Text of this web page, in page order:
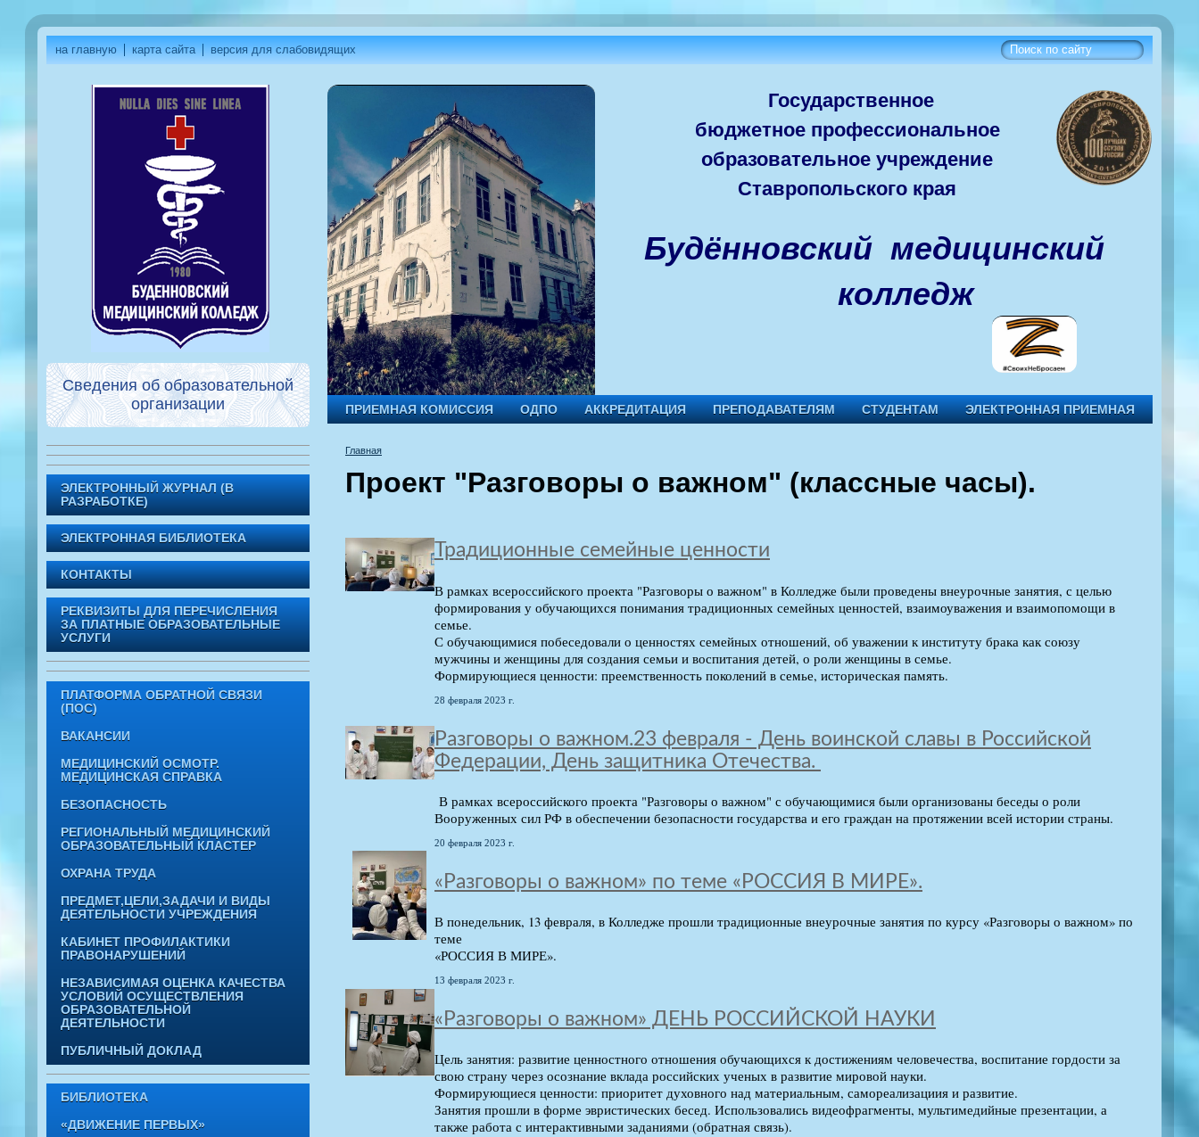
на главную карта сайта версия для слабовидящих
Сведения об образовательной
организации
ЭЛЕКТРОННЫЙ ЖУРНАЛ (В
РАЗРАБОТКЕ)
ЭЛЕКТРОННАЯ БИБЛИОТЕКА
КОНТАКТЫ
РЕКВИЗИТЫ ДЛЯ ПЕРЕЧИСЛЕНИЯ
ЗА ПЛАТНЫЕ ОБРАЗОВАТЕЛЬНЫЕ
УСЛУГИ
ПЛАТФОРМА ОБРАТНОЙ СВЯЗИ
(ПОС)
ВАКАНСИИ
МЕДИЦИНСКИЙ ОСМОТР.
МЕДИЦИНСКАЯ СПРАВКА
БЕЗОПАСНОСТЬ
РЕГИОНАЛЬНЫЙ МЕДИЦИНСКИЙ
ОБРАЗОВАТЕЛЬНЫЙ КЛАСТЕР
ОХРАНА ТРУДА
ПРЕДМЕТ,ЦЕЛИ,ЗАДАЧИ И ВИДЫ
ДЕЯТЕЛЬНОСТИ УЧРЕЖДЕНИЯ
КАБИНЕТ ПРОФИЛАКТИКИ
ПРАВОНАРУШЕНИЙ
НЕЗАВИСИМАЯ ОЦЕНКА КАЧЕСТВА
УСЛОВИЙ ОСУЩЕСТВЛЕНИЯ
ОБРАЗОВАТЕЛЬНОЙ
ДЕЯТЕЛЬНОСТИ
ПУБЛИЧНЫЙ ДОКЛАД
БИБЛИОТЕКА
«ДВИЖЕНИЕ ПЕРВЫХ»
Государственное
бюджетноепрофессиональное
образовательное учреждение
Ставропольского края
Будённовский медицинский
колледж
ПРИЕМНАЯ КОМИССИЯ ОДПО АККРЕДИТАЦИЯ ПРЕПОДАВАТЕЛЯМ СТУДЕНТАМ ЭЛЕКТРОННАЯ ПРИЕМНАЯ
Главная
Проект "Разговоры о важном" (классные часы).
Традиционные семейные ценности
В рамках всероссийского проекта "Разговоры о важном" в Колледже были проведены внеурочные занятия, с целью
формирования у обучающихся понимания традиционных семейных ценностей, взаимоуважения и взаимопомощи в
семье.
С обучающимися побеседовали о ценностях семейных отношений, об уважении к институту брака как союзу
мужчины и женщины для создания семьи и воспитания детей, о роли женщины в семье.
Формирующиеся ценности: преемственность поколений в семье, историческая память.
28 февраля 2023 г.
Разговоры о важном.23 февраля - День воинской славы в Российской
Федерации, День защитника Отечества.
В рамках всероссийского проекта "Разговоры о важном" с обучающимися были организованы беседы о роли
Вооруженных сил РФ в обеспечении безопасности государства и его граждан на протяжении всей истории страны.
20 февраля 2023 г.
«Разговоры о важном» по теме «РОССИЯ В МИРЕ».
В понедельник, 13 февраля, в Колледже прошли традиционные внеурочные занятия по курсу «Разговоры о важном» по
теме
«РОССИЯ В МИРЕ».
13 февраля 2023 г.
«Разговоры о важном» ДЕНЬ РОССИЙСКОЙ НАУКИ
Цель занятия: развитие ценностного отношения обучающихся к достижениям человечества, воспитание гордости за
свою страну через осознание вклада российских ученых в развитие мировой науки.
Формирующиеся ценности: приоритет духовного над материальным, самореализациия и развитие.
Занятия прошли в форме эвристических бесед. Использовались видеофрагменты, мультимедийные презентации, а
также работа с интерактивными заданиями (обратная связь).